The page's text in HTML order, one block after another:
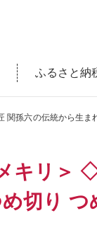
ふるさと納
関孫六の伝統から生
キリ＞
切り